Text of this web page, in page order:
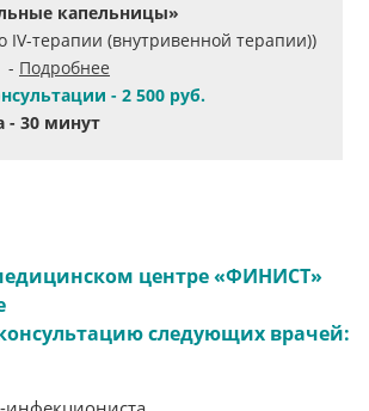
капельницы»
IV-терапии (внутривенной терапии))
- Подробнее
- 2 500 руб.
- 30 минут
центре «ФИНИСТ»
следующих врачей: